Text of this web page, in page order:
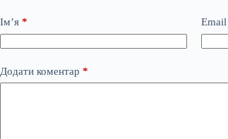
Ім’я * Email
Додати коментар *